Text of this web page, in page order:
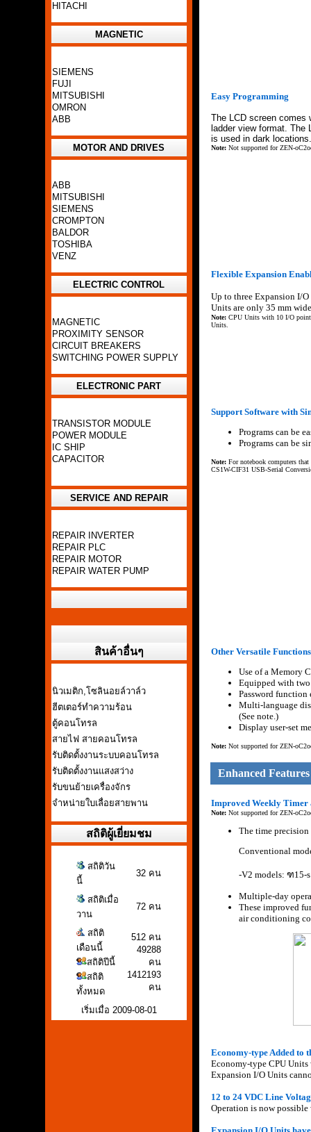
HITACHI
MAGNETIC
SIEMENS
FUJI
MITSUBISHI
OMRON
ABB
MOTOR AND DRIVES
ABB
MITSUBISHI
SIEMENS
CROMPTON
BALDOR
TOSHIBA
VENZ
ELECTRIC CONTROL
MAGNETIC
PROXIMITY SENSOR
CIRCUIT BREAKERS
SWITCHING POWER SUPPLY
ELECTRONIC PART
TRANSISTOR MODULE
POWER MODULE
IC SHIP
CAPACITOR
SERVICE AND REPAIR
REPAIR INVERTER
REPAIR PLC
REPAIR MOTOR
REPAIR WATER PUMP
สินค้าอื่นๆ
นิวเมติก,โซลินอยล์วาล์ว
ฮีตเตอร์ทำความร้อน
ตู้คอนโทรล
สายไฟ สายคอนโทรล
รับติดตั้งงานระบบคอนโทรล
รับติดตั้งงานแสงสว่าง
รับขนย้ายเครื่องจักร
จำหน่ายใบเลื่อยสายพาน
สถิติผู้เยี่ยมชม
สถิติวัน
นี้
32 คน
สถิติเมื่อ
วาน
72 คน
สถิติ
เดือนนี้
สถิติปีนี้
สถิติ
ทั้งหมด
512 คน
49288
คน
1412193
คน
เริ่มเมื่อ 2009-08-01
Easy Programming
The LCD screen comes
ladder view format.
is used in dark locations.
Note: Not supported for ZEN-oC2
Flexible Expansion
Up to three Expansion I/
Units are only 35 mm
Note:CPU Units with 10 I/O points
Units.
Support Software with
Programs can be
Programs can be
Note:For notebook computers that
CS1W-CIF31 USB-Serial
Other Versatile Functions
Use of a Memory
Equipped with
Password function
Multi-language
(See note.)
Display user-set
Note:Not supported for ZEN-oC2
Enhanced
Improved Weekly Timer
Note:Not supported for ZEN-oC2
The time precision
Conventional
-V2 models: ฑ15-
Multiple-day
These improved
air conditioning
Economy-type Added to
Economy-type CPU Units
Expansion I/O Units
12 to 24 VDC Line
Operation is now